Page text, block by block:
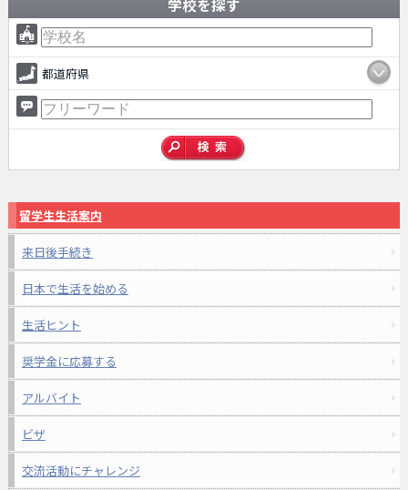
学校を探す
都道府県
留学生生活案内
来日後手続き
日本で生活を始める
生活ヒント
奨学金に応募する
アルバイト
ビザ
交流活動にチャレンジ